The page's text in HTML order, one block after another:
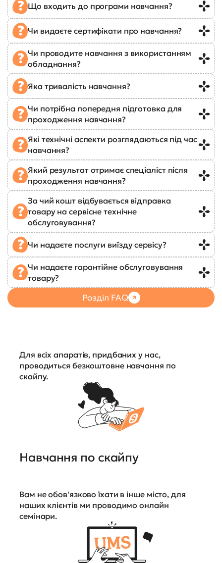
Що входить до програми навчання?
Чи видаєте сертифікати про навчання?
Чи проводите навчання з використанням
обладнання?
Яка тривалість навчання?
Чи потрібна попередня підготовка для
проходження навчання?
Які технічні аспекти розглядаються під час
навчання?
Який результат отримає спеціаліст після
проходження навчання?
За чий кошт відбувається відправка
товару на сервісне технічне
обслуговування?
Чи надаєте послуги виїзду сервісу?
Чи надаєте гарантійне обслуговування
товару?
Розділ FAQ
Для всіх апаратів, придбаних у нас,
проводиться безкоштовне навчання по
скайпу.
Навчання по скайпу
Вам не обов'язково їхати в інше місто, для
наших клієнтів ми проводимо онлайн
семінари.